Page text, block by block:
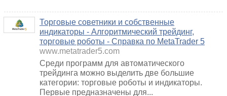
Торговые советники и собственные
индикаторы - Алгоритмический трейдинг,
торговые роботы - Справка по MetaTrader 5
www.metatrader5.com
Среди программ для автоматического
трейдинга можно выделить две большие
категории: торговые роботы и индикаторы.
Первые предназначены для...